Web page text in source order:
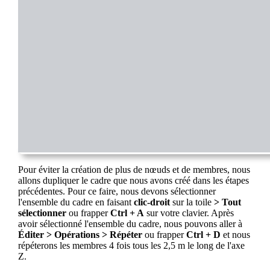
Pour éviter la création de plus de nœuds et de membres, nous
allons dupliquer le cadre que nous avons créé dans les étapes
précédentes. Pour ce faire, nous devons sélectionner
l'ensemble du cadre en faisant clic-droitsur la toile > Tout
sélectionnerou frapperCtrl + A sur votre clavier. Après
avoir sélectionné l'ensemble du cadre, nous pouvons aller à
Éditer > Opérations > Répéter ou frapperCtrl + D et nous
répéterons les membres 4 fois tous les 2,5 m le long de l'axe
Z.